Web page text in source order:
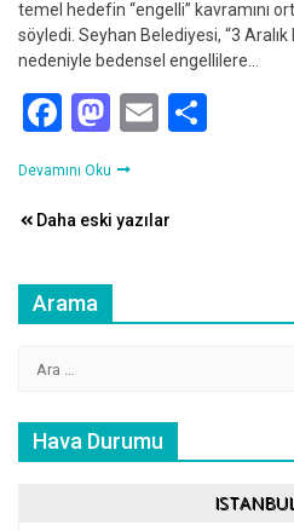
temel hedefin “engelli” kavramını
söyledi. Seyhan Belediyesi, “3 Aralık
nedeniyle bedensel engellilere…
Facebook
Mastodon
Email
Devamını Oku
Yazı
Daha eski yazılar
Arama
Hava Durumu